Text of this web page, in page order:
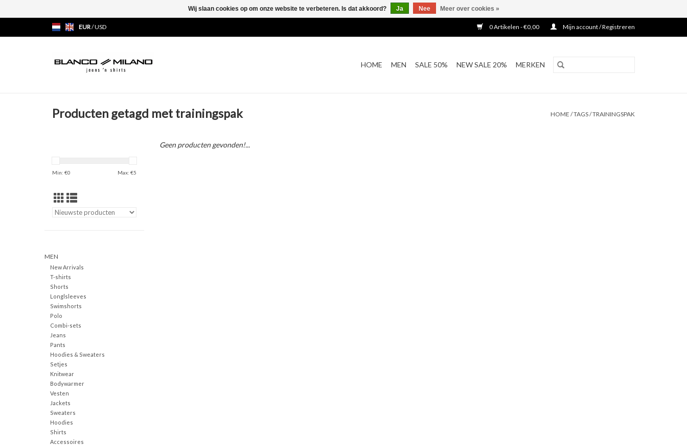
EUR/USD 0 Artikelen - €0,00 Mijn account / Registreren
HOME MEN SALE 50% NEW SALE 20% MERKEN
Producten getagd met trainingspak HOME /TAGS/TRAININGSPAK
Min: €0 Max: €5
MEN
New Arrivals
T-shirts
Shorts
Longlsleeves
Swimshorts
Polo
Combi-sets
Jeans
Pants
Hoodies & Sweaters
Setjes
Knitwear
Bodywarmer
Vesten
Jackets
Sweaters
Hoodies
Shirts
Accessoires
Geen producten gevonden!...
Wij slaan cookies op om onze website te verbeteren. Is dat akkoord? Ja Nee Meer over cookies »